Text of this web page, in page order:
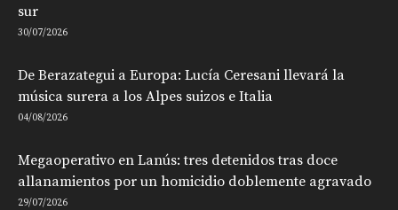
sur
30/07/2026
De Berazategui a Europa: Lucía Ceresani llevará la
música surera a los Alpes suizos e Italia
04/08/2026
Megaoperativo en Lanús: tres detenidos tras doce
allanamientos por un homicidio doblemente agravado
29/07/2026